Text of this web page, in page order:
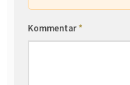
Kommentar*